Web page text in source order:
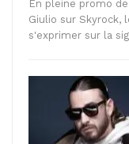
En pleine promo
Giulio sur Skyrock,
s'exprimer sur la